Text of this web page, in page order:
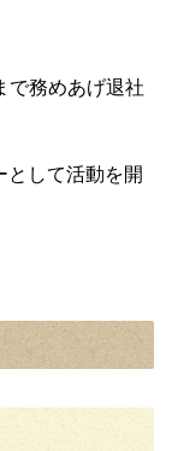
で務めあげ退社
として活動を開